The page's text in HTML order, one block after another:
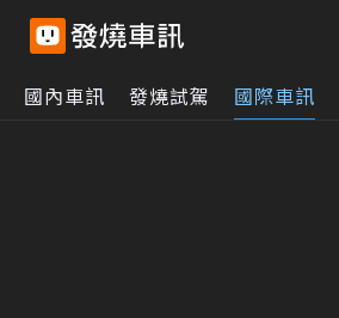
國內車訊 發燒試駕 國際車訊